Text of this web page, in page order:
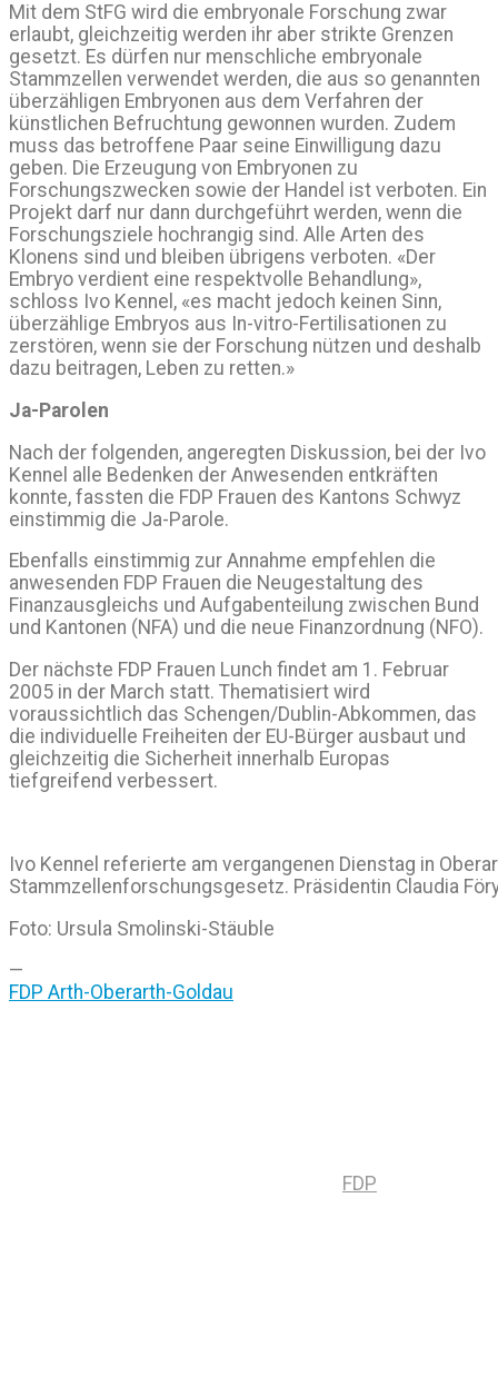
Mit dem StFG wird die embryonale Forschung zwar
erlaubt, gleichzeitig werden ihr aber strikte Grenzen
gesetzt. Es dürfen nur menschliche embryonale
Stammzellen verwendet werden, die aus so genannten
überzähligen Embryonen aus dem Verfahren der
künstlichen Befruchtung gewonnen wurden. Zudem
muss das betroffene Paar seine Einwilligung dazu
geben. Die Erzeugung von Embryonen zu
Forschungszwecken sowie der Handel ist verboten. Ein
Projekt darf nur dann durchgeführt werden, wenn die
Forschungsziele hochrangig sind. Alle Arten des
Klonens sind und bleiben übrigens verboten. «Der
Embryo verdient eine respektvolle Behandlung»,
schloss Ivo Kennel, «es macht jedoch keinen Sinn,
überzählige Embryos aus In-vitro-Fertilisationen zu
zerstören, wenn sie der Forschung nützen und deshalb
dazu beitragen, Leben zu retten.»
Ja-Parolen
Nach der folgenden, angeregten Diskussion, bei der Ivo
Kennel alle Bedenken der Anwesenden entkräften
konnte, fassten die FDP Frauen des Kantons Schwyz
einstimmig die Ja-Parole.
Ebenfalls einstimmig zur Annahme empfehlen die
anwesenden FDP Frauen die Neugestaltung des
Finanzausgleichs und Aufgabenteilung zwischen Bund
und Kantonen (NFA) und die neue Finanzordnung (NFO).
Der nächste FDP Frauen Lunch findet am 1. Februar
2005 in der March statt. Thematisiert wird
voraussichtlich das Schengen/Dublin-Abkommen, das
die individuelle Freiheiten der EU-Bürger ausbaut und
gleichzeitig die Sicherheit innerhalb Europas
tiefgreifend verbessert.
Ivo Kennel referierte am vergangenen Dienstag in
Stammzellenforschungsgesetz. Präsidentin Claudia
Foto: Ursula Smolinski-Stäuble
—
FDP Arth-Oberarth-Goldau
FDP